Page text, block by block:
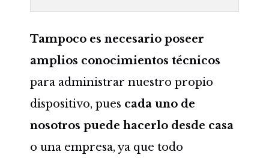
Tampoco es necesario poseer
amplios conocimientos técnicos
para administrar nuestro propio
dispositivo, pues cada uno de
nosotros puede hacerlo desde casa
o una empresa, ya que todo